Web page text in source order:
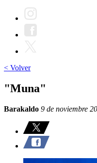
< Volver
"Muna"
Barakaldo 9 de noviembre